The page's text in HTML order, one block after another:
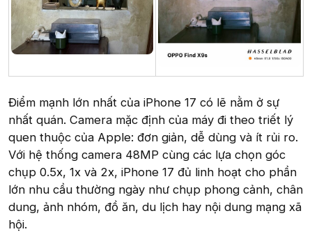
Điểm mạnh lớn nhất của iPhone 17 có lẽ nằm ở sự
nhất quán. Camera mặc định của máy đi theo triết lý
quen thuộc của Apple: đơn giản, dễ dùng và ít rủi ro.
Với hệ thống camera 48MP cùng các lựa chọn góc
chụp 0.5x, 1x và 2x, iPhone 17 đủ linh hoạt cho phần
lớn nhu cầu thường ngày như chụp phong cảnh, chân
dung, ảnh nhóm, đồ ăn, du lịch hay nội dung mạng xã
hội.